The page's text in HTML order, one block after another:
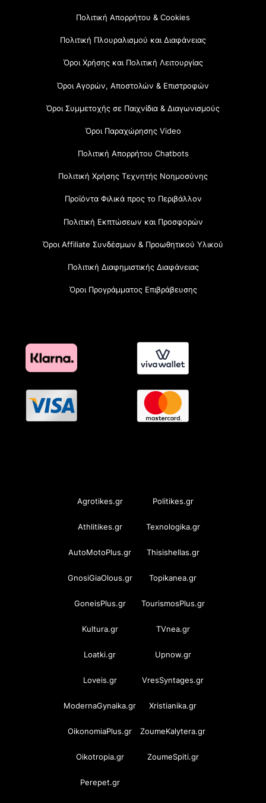
Πολιτική Απορρήτου & Cookies
Πολιτική Πλουραλισμού και Διαφάνειας
Όροι Χρήσης και Πολιτική Λειτουργίας
Όροι Αγορών, Αποστολών & Επιστροφών
Όροι Συμμετοχής σε Παιχνίδια & Διαγωνισμούς
Όροι Παραχώρησης Video
Πολιτική Απορρήτου Chatbots
Πολιτική Χρήσης Τεχνητής Νοημοσύνης
Προϊόντα Φιλικά προς το Περιβάλλον
Πολιτική Εκπτώσεων και Προσφορών
Όροι Affiliate Συνδέσμων & Προωθητικού Υλικού
Πολιτική Διαφημιστικής Διαφάνειας
Όροι Προγράμματος Επιβράβευσης
Agrotikes.gr Politikes.gr
Athlitikes.gr Texnologika.gr
AutoMotoPlus.gr Thisishellas.gr
GnosiGiaOlous.gr Topikanea.gr
GoneisPlus.gr TourismosPlus.gr
Kultura.gr TVnea.gr
Loatki.gr Upnow.gr
Loveis.gr VresSyntages.gr
ModernaGynaika.gr Xristianika.gr
OikonomiaPlus.gr ZoumeKalytera.gr
Oikotropia.gr ZoumeSpiti.gr
Perepet.gr